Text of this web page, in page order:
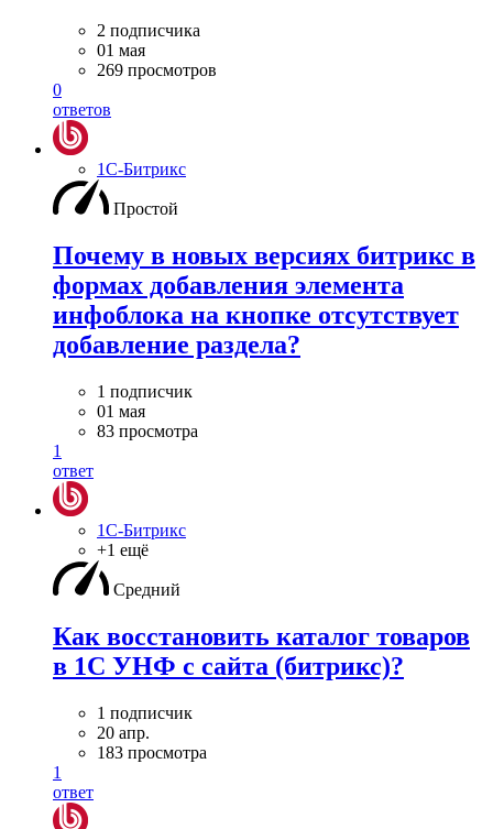
2 подписчика
01 мая
269 просмотров
0
ответов
1С-Битрикс
Простой
Почему в новых версиях битрикс в
формах добавления элемента
инфоблока на кнопке отсутствует
добавление раздела?
1 подписчик
01 мая
83 просмотра
1
ответ
1С-Битрикс
+1 ещё
Средний
Как восстановить каталог товаров
в 1С УНФ с сайта (битрикс)?
1 подписчик
20 апр.
183 просмотра
1
ответ